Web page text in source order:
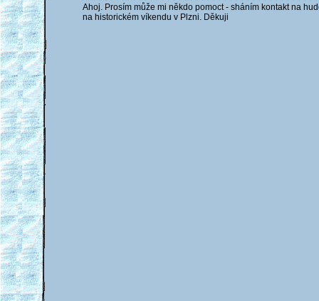
Ahoj. Prosím může mi někdo pomoct - sháním kontakt na
na historickém víkendu v Plzni. Děkuji